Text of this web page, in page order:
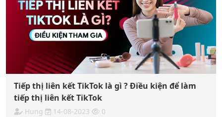
Tiếp thị liên kết TikTok là gì ? Điều kiện để làm
tiếp thị liên kết TikTok
Hung 14-08-2023 0